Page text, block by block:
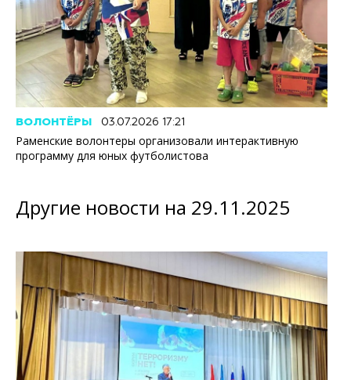
ВОЛОНТЁРЫ 03.07.2026 17:21
Раменские волонтеры организовали интерактивную
программу для юных футболистова
Другие новости на 29.11.2025